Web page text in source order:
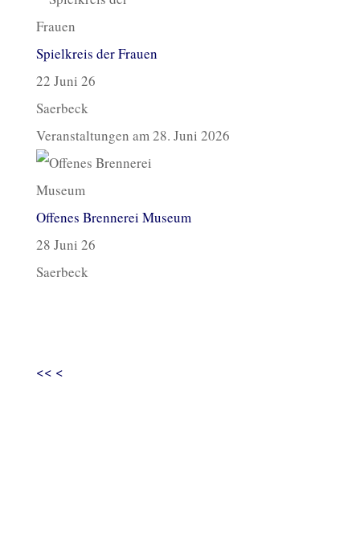
Spielkreis der Frauen
22 Juni 26
Saerbeck
Veranstaltungen am 28. Juni 2026
Offenes Brennerei Museum
28 Juni 26
Saerbeck
<< <